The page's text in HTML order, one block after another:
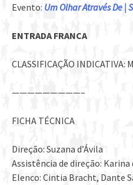
Evento: Um Olhar Através De |
ENTRADA FRANCA
CLASSIFICAÇÃO INDICATIVA:
—————————–
FICHA TÉCNICA
Direção: Suzana d’Ávila
Assistência de direção: Karina
Elenco: Cintia Bracht, Dante